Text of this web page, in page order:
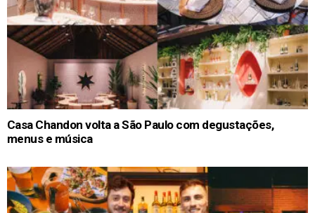
Casa Chandon volta a São Paulo com degustações,
menus e música